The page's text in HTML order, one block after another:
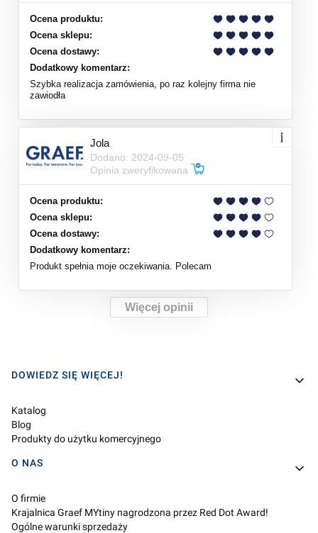
Ocena produktu:
Ocena sklepu:
Ocena dostawy:
Dodatkowy komentarz:
Szybka realizacja zamówienia, po raz kolejny firma nie
zawiodła
Jola
Dodano: 2024-09-05
Opinia zweryfikowana
Ocena produktu:
Ocena sklepu:
Ocena dostawy:
Dodatkowy komentarz:
Produkt spełnia moje oczekiwania. Polecam
Więcej opinii
Linki w stopce
DOWIEDZ SIĘ WIĘCEJ!
Katalog
Blog
Produkty do użytku komercyjnego
O NAS
O firmie
Krajalnica Graef MYtiny nagrodzona przez Red Dot Award!
Ogólne warunki sprzedaży